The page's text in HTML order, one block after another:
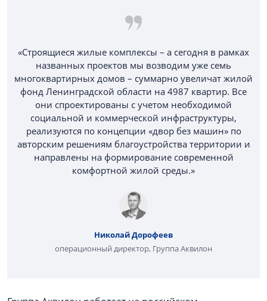
«Строящиеся жилые комплексы – а сегодня в рамках
названных проектов мы возводим уже семь
многоквартирных домов – суммарно увеличат жилой
фонд Ленинградской области на 4987 квартир. Все
они спроектированы с учетом необходимой
социальной и коммерческой инфраструктуры,
реализуются по концепции «двор без машин» по
авторским решениям благоустройства территории и
направлены на формирование современной
комфортной жилой среды.»
Николай Дорофеев
операционный директор, Группа Аквилон